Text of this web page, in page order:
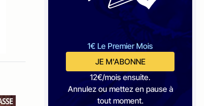
1€ Le Premier Mois
JE M'ABONNE
12€/mois ensuite.
Annulez ou mettez en pause à
tout moment.